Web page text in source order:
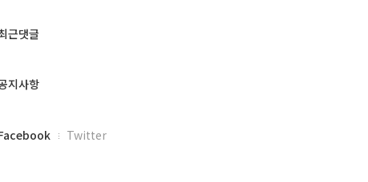
근댓글
지사항
Twitter